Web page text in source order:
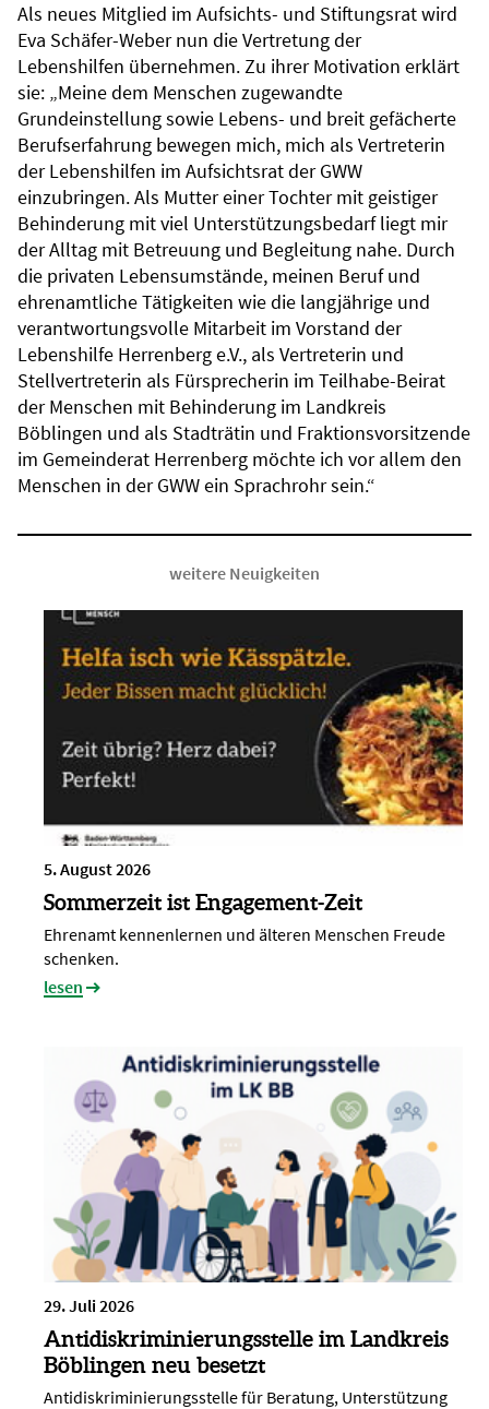
Als neues Mitglied im Aufsichts- und Stiftungsrat wird
Eva Schäfer-Weber nun die Vertretung der
Lebenshilfen übernehmen. Zu ihrer Motivation erklärt
sie: „Meine dem Menschen zugewandte
Grundeinstellung sowie Lebens- und breit gefächerte
Berufserfahrung bewegen mich, mich als Vertreterin
der Lebenshilfen im Aufsichtsrat der GWW
einzubringen. Als Mutter einer Tochter mit geistiger
Behinderung mit viel Unterstützungsbedarf liegt mir
der Alltag mit Betreuung und Begleitung nahe. Durch
die privaten Lebensumstände, meinen Beruf und
ehrenamtliche Tätigkeiten wie die langjährige und
verantwortungsvolle Mitarbeit im Vorstand der
Lebenshilfe Herrenberg e.V., als Vertreterin und
Stellvertreterin als Fürsprecherin im Teilhabe-Beirat
der Menschen mit Behinderung im Landkreis
Böblingen und als Stadträtin und Fraktionsvorsitzende
im Gemeinderat Herrenberg möchte ich vor allem den
Menschen in der GWW ein Sprachrohr sein.“
weitere Neuigkeiten
5. August 2026
Sommerzeit ist Engagement-Zeit
Ehrenamt kennenlernen und älteren Menschen Freude
schenken.
lesen
29. Juli 2026
Antidiskriminierungsstelle im Landkreis
Böblingen neu besetzt
Antidiskriminierungsstelle für Beratung, Unterstützung